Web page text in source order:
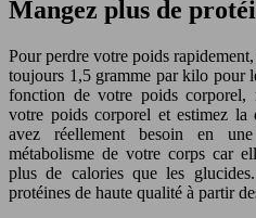
Mangez plus de
Pour perdre votre poids
toujours 1,5 gramme par kilo pour
fonction de votre poids
votre poids corporel et estimez la
avez réellement besoin en
métabolisme de votre corps car
plus de calories que les
protéines de haute qualité à partir